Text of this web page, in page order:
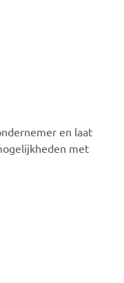
en laat
met